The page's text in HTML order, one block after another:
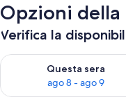
Opzioni della
Verifica la
Questa sera
ago 8 - ago 9
Verifica la disponibilità